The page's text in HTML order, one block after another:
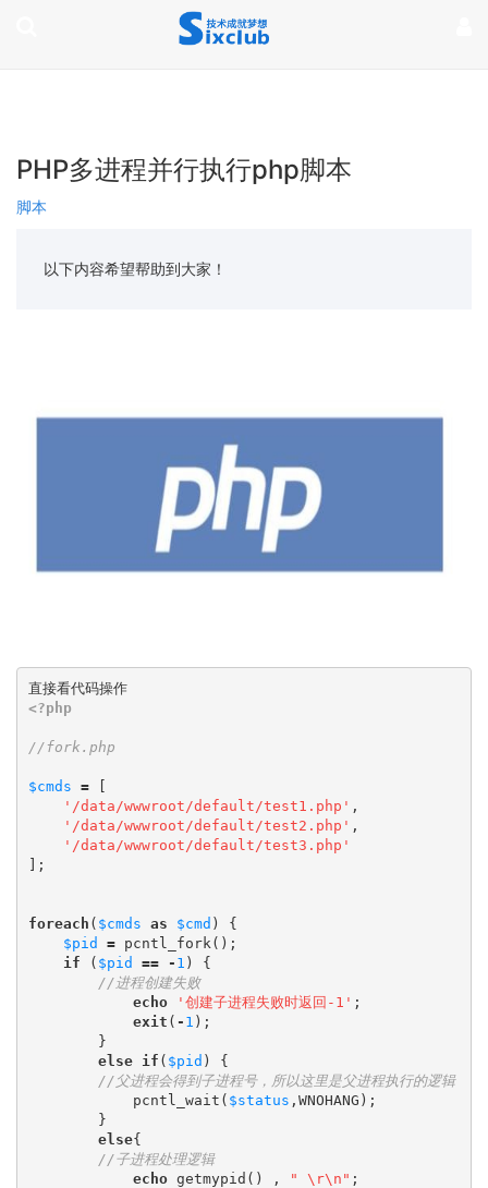
PHP多进程并行执行php脚本
脚本
以下内容希望帮助到大家！
直接看代码操作
<?php
$cmds =
[
'/data/wwwroot/default/test1.php' ,
'/data/wwwroot/default/test2.php' ,
'/data/wwwroot/default/test3.php'
];
foreach ( $cmds as $cmd )
{
$pid
= pcntl_fork ();
if
( $pid == - 1 )
{
//进程创建失败
echo
'创建子进程失败时返回-1' ;
exit ( - 1 );
}
else
if ( $pid )
{
//父进程会得到子进程号，所以这里是父进程执行的逻辑
pcntl_wait ( $status , WNOHANG );
}
else{
//子进程处理逻辑
echo getmypid () , " \r\n " ;